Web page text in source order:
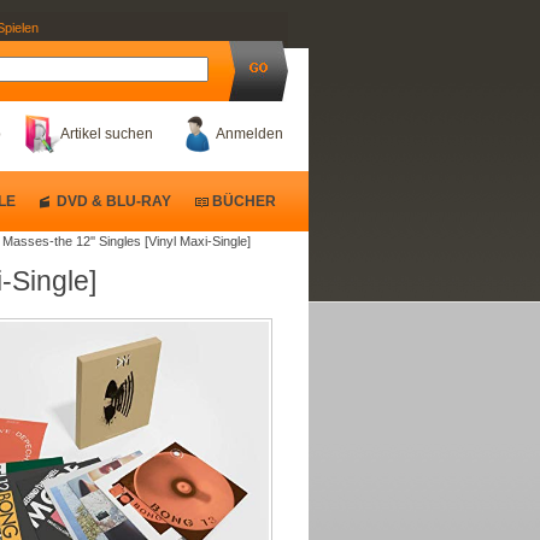
Anmelden
Artikel suchen
the 12'' Singles [Vinyl Maxi-Single]
DVD & BLU-RAY BÜCHER
Single]